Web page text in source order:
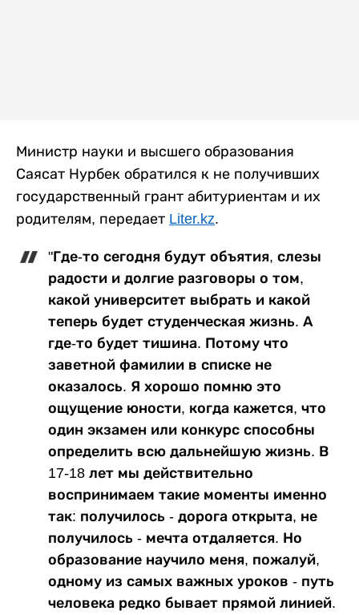
Министр науки и высшего образования
Саясат Нурбек обратился к не получивших
государственный грант абитуриентам и их
родителям, передает Liter.kz.
"Где-то сегодня будут объятия, слезы
радости и долгие разговоры о том,
какой университет выбрать и какой
теперь будет студенческая жизнь. А
где-то будет тишина. Потому что
заветной фамилии в списке не
оказалось. Я хорошо помню это
ощущение юности, когда кажется, что
один экзамен или конкурс способны
определить всю дальнейшую жизнь. В
17-18 лет мы действительно
воспринимаем такие моменты именно
так: получилось - дорога открыта, не
получилось - мечта отдаляется. Но
образование научило меня, пожалуй,
одному из самых важных уроков - путь
человека редко бывает прямой линией.